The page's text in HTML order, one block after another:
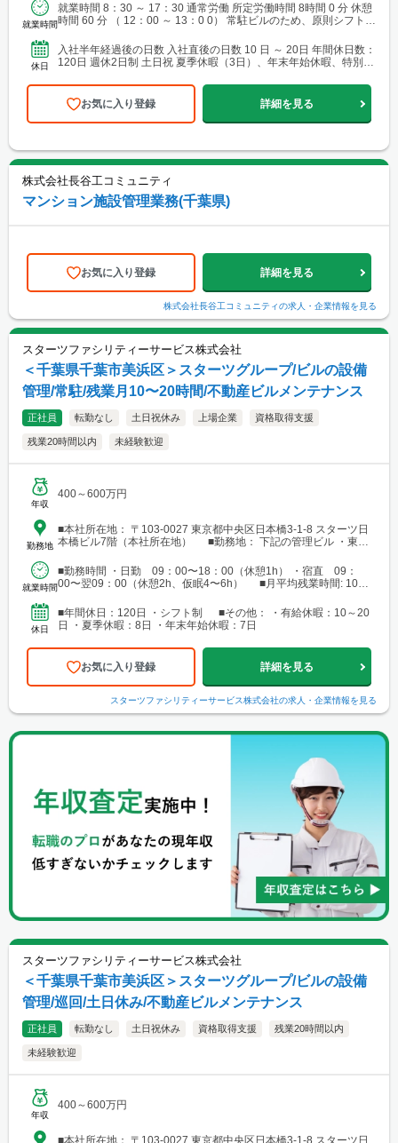
就業時間
就業時間 8：30 ～ 17：30 通常労働 所定労働時間 8時間 0 分 休憩
時間 60 分 （ 12：00 ～ 13：0 0） 常駐ビルのため、原則シフト勤
休日
入社半年経過後の日数 入社直後の日数 10 日 ～ 20日 年間休日数：
120日 週休2日制 土日祝 夏季休暇（3日）、年末年始休暇、特別休
お気に入り登録 詳細を見る
株式会社長谷工コミュニティ
マンション施設管理業務(千葉県)
お気に入り登録 詳細を見る
株式会社長谷工コミュニティの求人・企業情報を見る
スターツファシリティーサービス株式会社
＜千葉県千葉市美浜区＞スターツグループ/ビルの設備
管理/常駐/残業月10〜20時間/不動産ビルメンテナンス
正社員 転勤なし 土日祝休み 上場企業 資格取得支援
残業20時間以内 未経験歓迎
年収
400～600万円
勤務地
■本社所在地： 〒103-0027 東京都中央区日本橋3-1-8 スターツ日
本橋ビル7階（本社所在地） ■勤務地： 下記の管理ビル ・東京
美浜区（海浜幕張） ・神奈川県横浜市中区（みなとみらい） ※お
住まいや希望を考慮して決定します。
就業時間
■勤務時間 ・日勤 09：00〜18：00（休憩1h） ・宿直 09：
00〜翌09：00（休憩2h、仮眠4〜6h） ■月平均残業時間: 10時
休日
■年間休日：120日 ・シフト制 ■その他： ・有給休暇：10～20
日 ・夏季休暇：8日 ・年末年始休暇：7日
お気に入り登録 詳細を見る
スターツファシリティーサービス株式会社の求人・企業情報を見る
スターツファシリティーサービス株式会社
＜千葉県千葉市美浜区＞スターツグループ/ビルの設備
管理/巡回/土日休み/不動産ビルメンテナンス
正社員 転勤なし 土日祝休み 資格取得支援 残業20時間以内
未経験歓迎
年収
400～600万円
■本社所在地： 〒103-0027 東京都中央区日本橋3-1-8 スターツ日